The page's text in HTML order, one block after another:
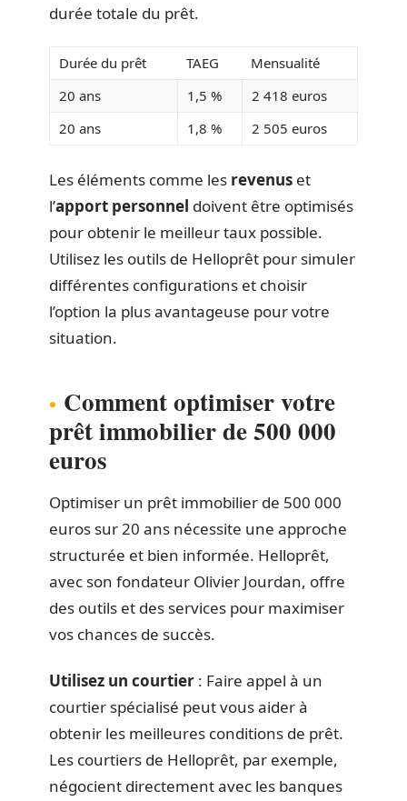
durée totale du prêt.
Durée du prêt TAEG
Mensualité
20 ans
1,5 %
2 418 euros
20 ans
1,8 % 2 505 euros
Les éléments comme les revenus et
l’apport personnel doivent être optimisés
pour obtenir le meilleur taux possible.
Utilisez les outils de Helloprêt pour simuler
différentes configurations et choisir
l’option la plus avantageuse pour votre
situation.
Comment optimiser votre
prêt immobilier de 500 000
euros
Optimiser un prêt immobilier de 500 000
euros sur 20 ans nécessite une approche
structurée et bien informée. Helloprêt,
avec son fondateur Olivier Jourdan, offre
des outils et des services pour maximiser
vos chances de succès.
Utilisez un courtier : Faire appel à un
courtier spécialisé peut vous aider à
obtenir les meilleures conditions de prêt.
Les courtiers de Helloprêt, par exemple,
négocient directement avec les banques